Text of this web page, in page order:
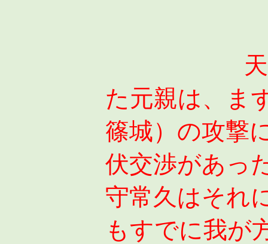
た元親は、ま
篠城）の攻撃
伏交渉があっ
守常久はそれ
もすでに我が